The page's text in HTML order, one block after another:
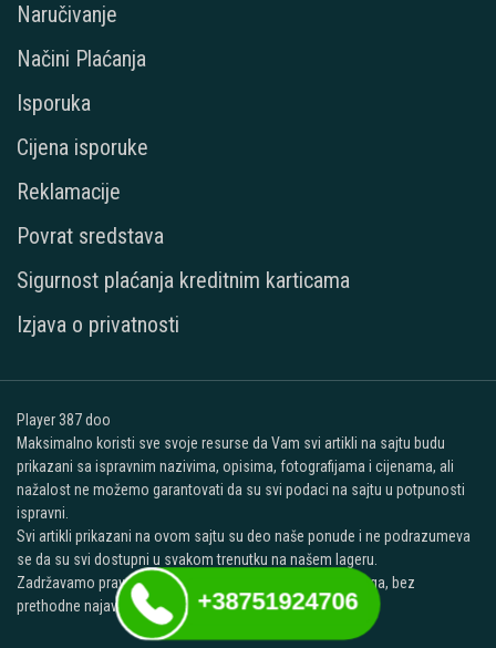
Naručivanje
Načini Plaćanja
Isporuka
Cijena isporuke
Reklamacije
Povrat sredstava
Sigurnost plaćanja kreditnim karticama
Izjava o privatnosti
Player 387 doo
Maksimalno koristi sve svoje resurse da Vam svi artikli na sajtu budu
prikazani sa ispravnim nazivima, opisima, fotografijama i cijenama, ali
nažalost ne možemo garantovati da su svi podaci na sajtu u potpunosti
ispravni.
Svi artikli prikazani na ovom sajtu su deo naše ponude i ne podrazumeva
se da su svi dostupni u svakom trenutku na našem lageru.
Zadržavamo pravo promjene cijena svih proizvoda i usluga, bez
prethodne najave na sajtu.
+38751924706